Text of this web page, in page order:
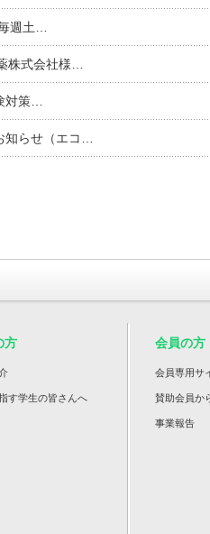
週土…
株式会社様…
対策…
知らせ（エコ…
方
す学生の皆さんへ
会員の方
会員専用サ
賛助会員か
事業報告